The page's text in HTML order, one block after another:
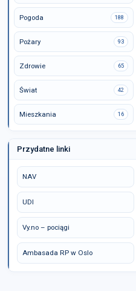
Pogoda 188
Pożary 93
Zdrowie 65
Świat 42
Mieszkania 16
Przydatne linki
NAV
UDI
Vy.no – pociągi
Ambasada RP w Oslo